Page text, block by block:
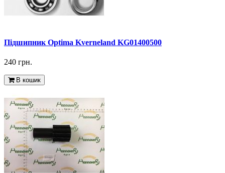
Підшипник Optima Kverneland KG01400500
240 грн.
В кошик